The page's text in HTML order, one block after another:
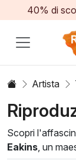
40% di
Artista
Scopri
Eakins , un
Le sue tele,